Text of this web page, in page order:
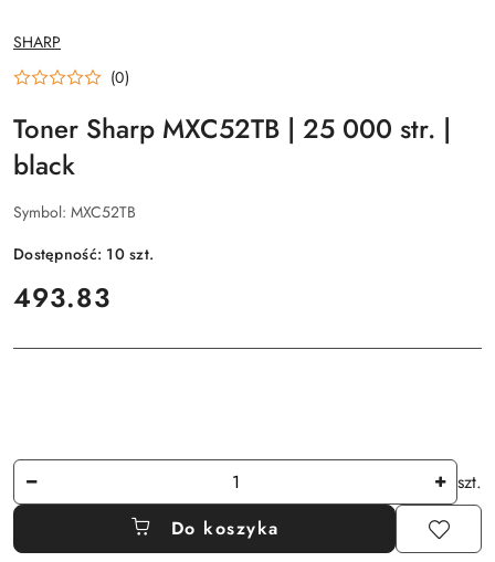
NAZWA
PRODUCENTA:
SHARP
(0)
Toner Sharp MXC52TB | 25 000 str. |
black
Symbol: MXC52TB
Dostępność: 10szt.
cena:
493.83
Ilość
szt.
Do koszyka